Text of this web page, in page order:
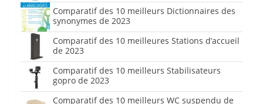
Comparatif des 10 meilleurs Dictionnaires des
synonymes de 2023
Comparatif des 10 meilleures Stations d’accueil
de 2023
Comparatif des 10 meilleurs Stabilisateurs
gopro de 2023
Comparatif des 10 meilleurs WC suspendu de